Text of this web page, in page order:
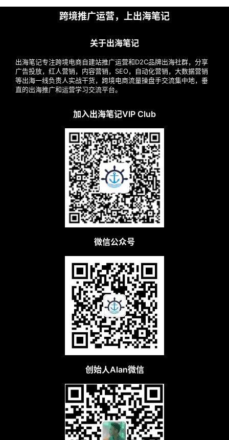
跨境推广运营，上出海笔记
关于出海笔记
出海笔记专注跨境电商自建站推广运营和D2C品牌出海社群，分享
广告投放，红人营销，内容营销，SEO，自动化营销，大数据营销
等出海一线负责人实战干货，跨境电商流量操盘手交流集中地，垂
直的出海推广和运营学习交流平台。
加入出海笔记VIP Club
微信公众号
创始人Alan微信